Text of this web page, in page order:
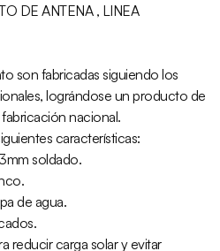
DE ANTENA , LINEA
son fabricadas siguiendo los
lográndose un producto de
nacional.
características:
soldado.
de agua.
reducir carga solar y evitar